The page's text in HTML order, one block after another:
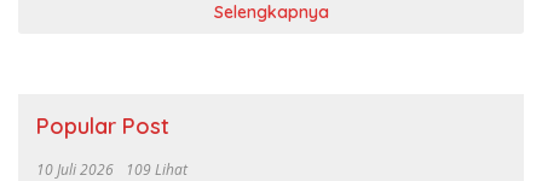
Selengkapnya
Popular Post
10 Juli 2026 109 Lihat